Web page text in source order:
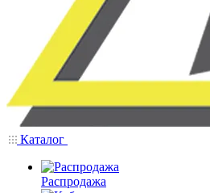
Каталог
Распродажа